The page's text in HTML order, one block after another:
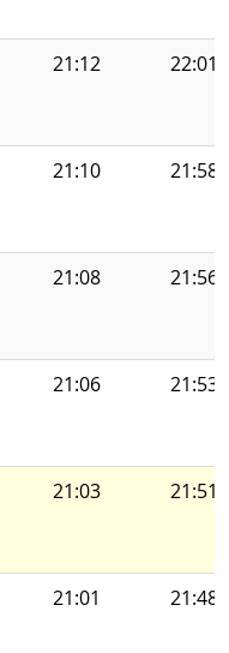
21:12 22:01
21:10 21:58
21:08 21:56
21:06 21:53
21:03 21:51
21:01 21:48